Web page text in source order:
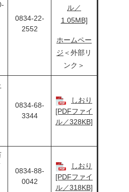
0834-22-
2552
ル／
1.05MB]
ホームペー
ジ ＜外部リ
ンク＞
0834-68-
3344
しおり
[PDFファイ
ル／328KB]
0834-88-
0042
しおり
[PDFファイ
ル／318KB]